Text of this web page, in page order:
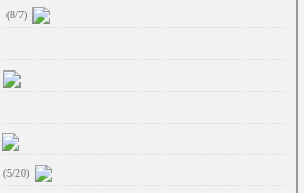
(8/7)
(5/20)